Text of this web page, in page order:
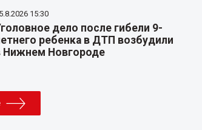
15:30
дело после гибели 9-
ребенка в ДТП возбудили
Нижнем Новгороде